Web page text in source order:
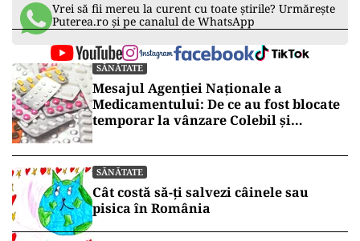
Vrei să fii mereu la curent cu toate știrile? Urmărește
Puterea.ro și pe canalul de WhatsApp
SĂNĂTATE
Mesajul Agenției Naționale a
Medicamentului: De ce au fost blocate
temporar la vânzare Colebil și
SĂNĂTATE
Cât costă să-ți salvezi câinele sau
pisica în România